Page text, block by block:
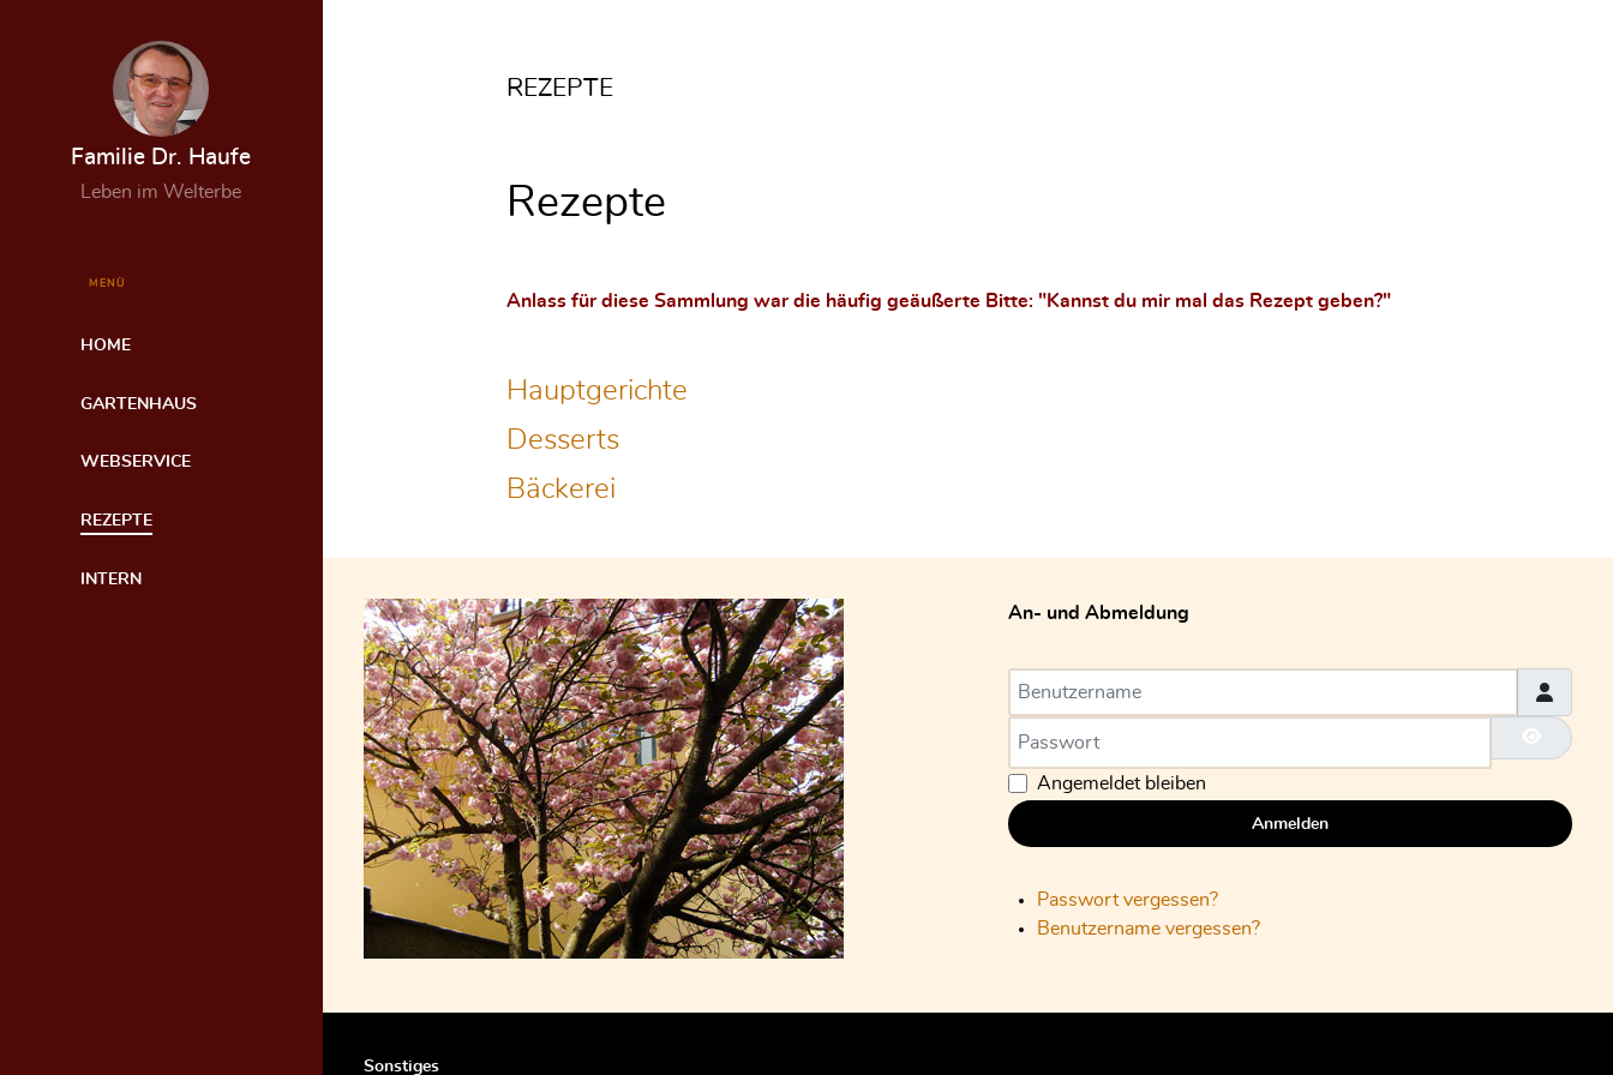
Familie Dr. Haufe
Leben im Welterbe
MENÜ
HOME
GARTENHAUS
WEBSERVICE
REZEPTE
INTERN
REZEPTE
Rezepte
Anlass für diese Sammlung war die häufig geäußerte Bitte: "Kannst du mir mal das Rezept geben?"
Hauptgerichte
Desserts
Bäckerei
An- und Abmeldung
Benutzername
Angemeldet bleiben
Anmelden
Passwort vergessen?
Benutzername vergessen?
Sonstiges